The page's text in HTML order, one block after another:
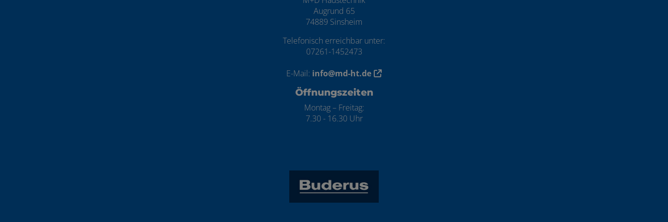
Augrund 65
74889 Sinsheim
Telefonisch erreichbar unter:
07261-1452473
E-Mail: info@md-ht.de
Öffnungszeiten
Montag – Freitag:
7.30 - 16.30 Uhr